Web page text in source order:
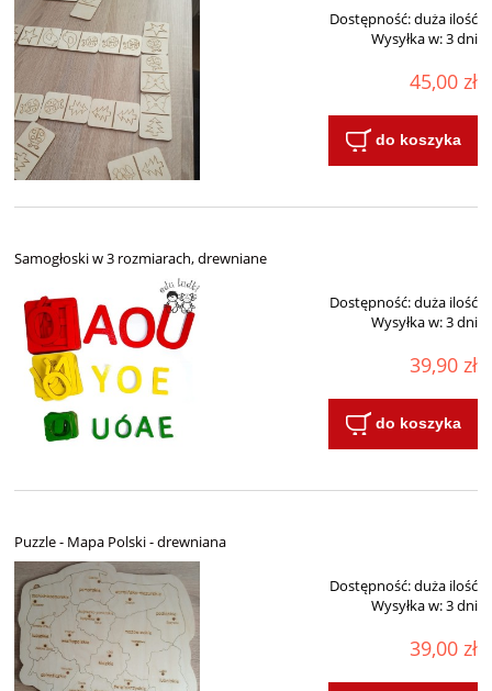
Dostępność:duża ilość
Wysyłka w:3 dni
45,00 zł
do koszyka
Samogłoski w 3 rozmiarach, drewniane
Dostępność:duża ilość
Wysyłka w:3 dni
39,90 zł
do koszyka
Puzzle - Mapa Polski - drewniana
Dostępność:duża ilość
Wysyłka w:3 dni
39,00 zł